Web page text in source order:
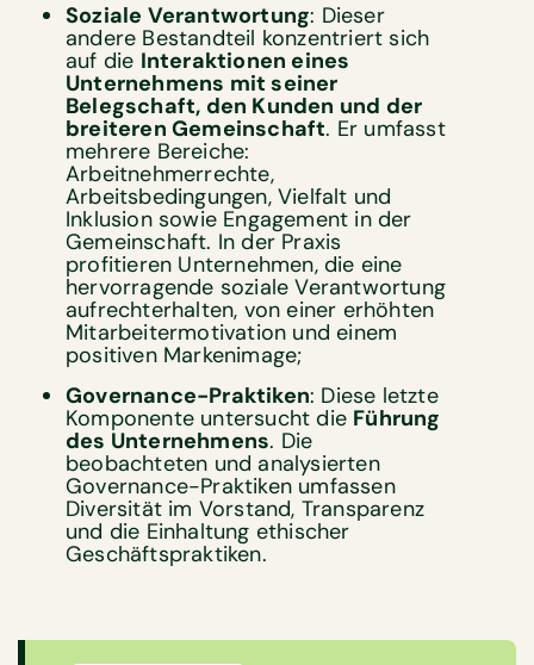
Soziale Verantwortung: Dieser
andere Bestandteil konzentriert sich
auf die Interaktionen eines
Unternehmens mit seiner
Belegschaft, den Kunden und der
breiteren Gemeinschaft. Er umfasst
mehrere Bereiche:
Arbeitnehmerrechte,
Arbeitsbedingungen, Vielfalt und
Inklusion sowie Engagement in der
Gemeinschaft. In der Praxis
profitieren Unternehmen, die eine
hervorragende soziale Verantwortung
aufrechterhalten, von einer erhöhten
Mitarbeitermotivation und einem
positiven Markenimage;
Governance-Praktiken: Diese letzte
Komponente untersucht die Führung
des Unternehmens. Die
beobachteten und analysierten
Governance-Praktiken umfassen
Diversität im Vorstand, Transparenz
und die Einhaltung ethischer
Geschäftspraktiken.